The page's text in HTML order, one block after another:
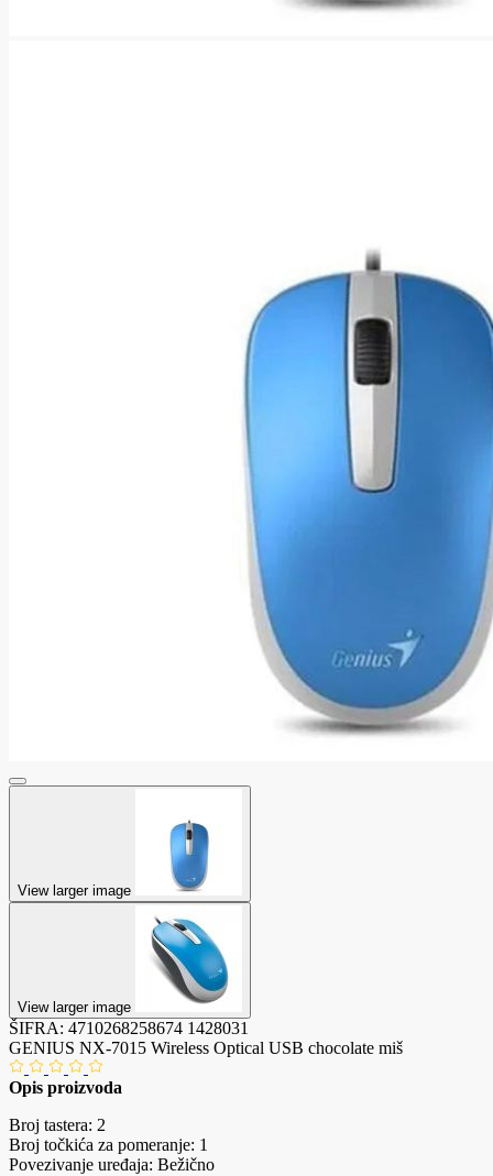
View larger image
View larger image
ŠIFRA: 4710268258674 1428031
GENIUS NX-7015 Wireless Optical USB chocolate miš
Opis proizvoda
Broj tastera: 2
Broj točkića za pomeranje: 1
Povezivanje uređaja: Bežično